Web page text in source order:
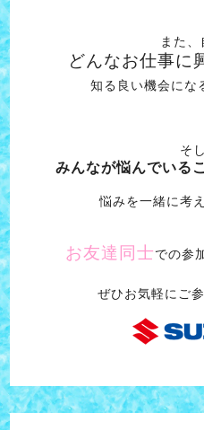
また、
どんなお仕事に
知る良い機会にな
そ
みんなが悩んでいる
悩みを一緒に考
お友達同士での参
ぜひお気軽にご